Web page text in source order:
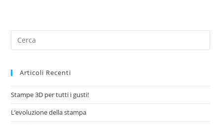
Articoli Recenti
Stampe 3D per tutti i gusti!
L’evoluzione della stampa